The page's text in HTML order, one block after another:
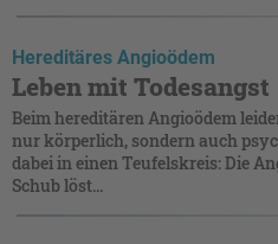
Hereditäres Angioödem
Leben mit Todesangst
Beim hereditären Angioödem
nur körperlich, sondern auch
dabei in einen Teufelskreis: Die
Schub löst...